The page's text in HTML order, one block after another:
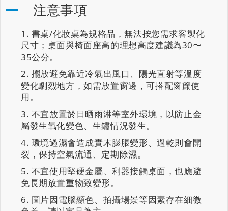
注意事項
書桌/化妝桌為規格品，無法按您需求客製化
尺寸；桌面與椅面座高的理想高度建議為30〜
35公分。
擺放避免靠近冷氣出風口、陽光直射等溫度
變化劇烈地方，如需放置窗邊，可搭配窗簾使
用。
不宜放置於日晒雨淋等室外環境，以防止金
屬發生氧化變色、生鏽情況發生。
環境過濕會造成實木膨脹變形、過乾則會開
裂，保持空氣流通、定期除濕。
不宜使用堅硬金屬、利器接觸桌面，也應避
免長期放置重物致變形。
圖片因電腦顯色、拍攝場景等因素存在細微